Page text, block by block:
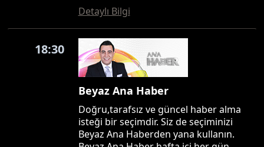
Detaylı Bilgi
18:30
Beyaz Ana Haber
Doğru,tarafsız ve güncel haber alma
isteği bir seçimdir. Siz de seçiminizi
Beyaz Ana Haberden yana kullanın.